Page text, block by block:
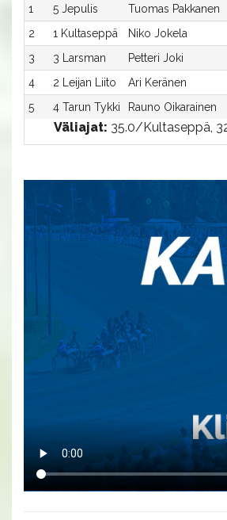
1
5 Jepulis Tuomas Pakkanen
2
1 Kultaseppä Niko Jokela
3
3 Larsman Petteri Joki
4
2 Leijan Liito Ari Keränen
5
4 Tarun Tykki Rauno Oikarainen
Väliajat: 35.0/Kultaseppä,